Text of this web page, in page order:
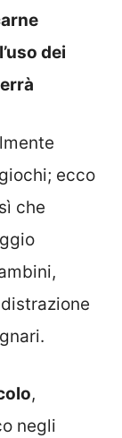
dei
ecco
che
,
negli